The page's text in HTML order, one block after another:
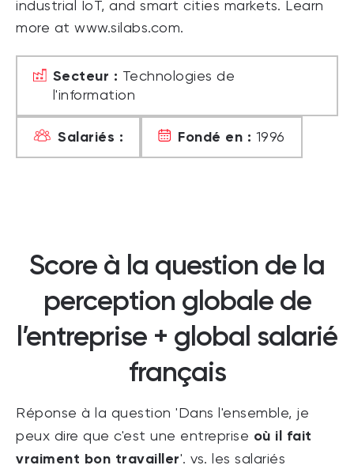
industrial IoT, and smart cities markets. Learn
more at www.silabs.com.
Secteur : Technologies de
l'information
Salariés : Fondé en : 1996
Score à la question de la
perception globale de
l’entreprise + global salarié
français
Réponse à la question 'Dans l'ensemble, je
peux dire que c'est une entreprise où il fait
vraiment bon travailler'. vs. les salariés